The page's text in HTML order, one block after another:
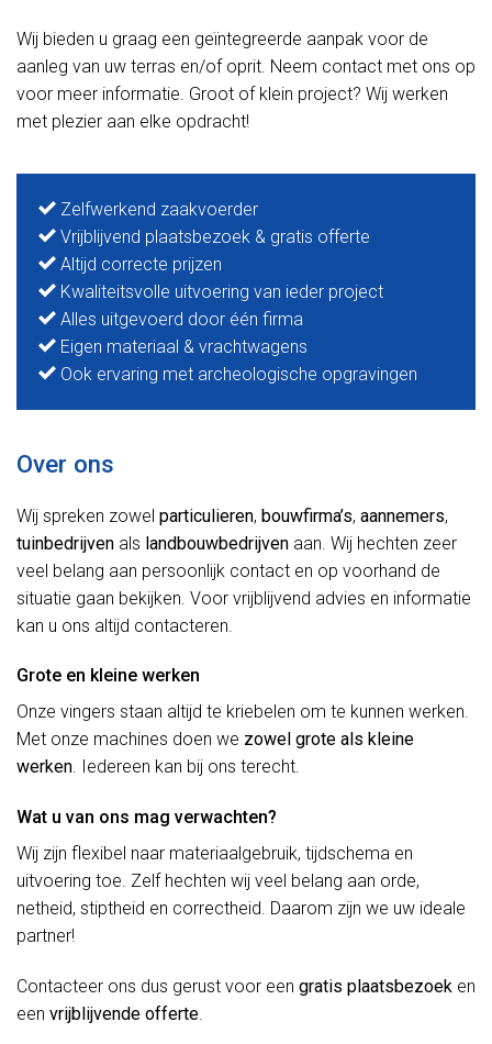
Wij bieden u graag een geïntegreerde aanpak voor de
aanleg van uw terras en/of oprit. Neem contact met ons op
voor meer informatie. Groot of klein project? Wij werken
met plezier aan elke opdracht!
Zelfwerkend zaakvoerder
Vrijblijvend plaatsbezoek & gratis offerte
Altijd correcte prijzen
Kwaliteitsvolle uitvoering van ieder project
Alles uitgevoerd door één firma
Eigen materiaal & vrachtwagens
Ook ervaring met archeologische opgravingen
Over ons
Wij spreken zowel particulieren, bouwfirma’s, aannemers,
tuinbedrijven als landbouwbedrijven aan. Wij hechten zeer
veel belang aan persoonlijk contact en op voorhand de
situatie gaan bekijken. Voor vrijblijvend advies en informatie
kan u ons altijd contacteren.
Grote en kleine werken
Onze vingers staan altijd te kriebelen om te kunnen werken.
Met onze machines doen we zowel grote als kleine
werken. Iedereen kan bij ons terecht.
Wat u van ons mag verwachten?
Wij zijn flexibel naar materiaalgebruik, tijdschema en
uitvoering toe. Zelf hechten wij veel belang aan orde,
netheid, stiptheid en correctheid. Daarom zijn we uw ideale
partner!
Contacteer ons dus gerust voor een gratis plaatsbezoek en
een vrijblijvende offerte.